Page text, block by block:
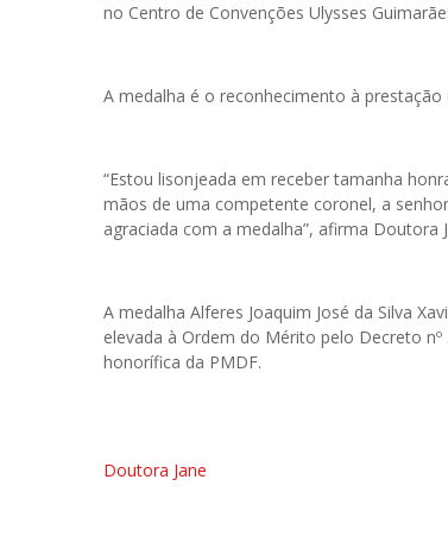
no Centro de Convenções Ulysses
A medalha é o reconhecimento à
“Estou lisonjeada em receber tamanha
mãos de uma competente coronel, a
agraciada com a medalha”, afirma Doutora
A medalha Alferes Joaquim José da Silva
elevada à Ordem do Mérito pelo Decreto
honorífica da PMDF.
Doutora Jane